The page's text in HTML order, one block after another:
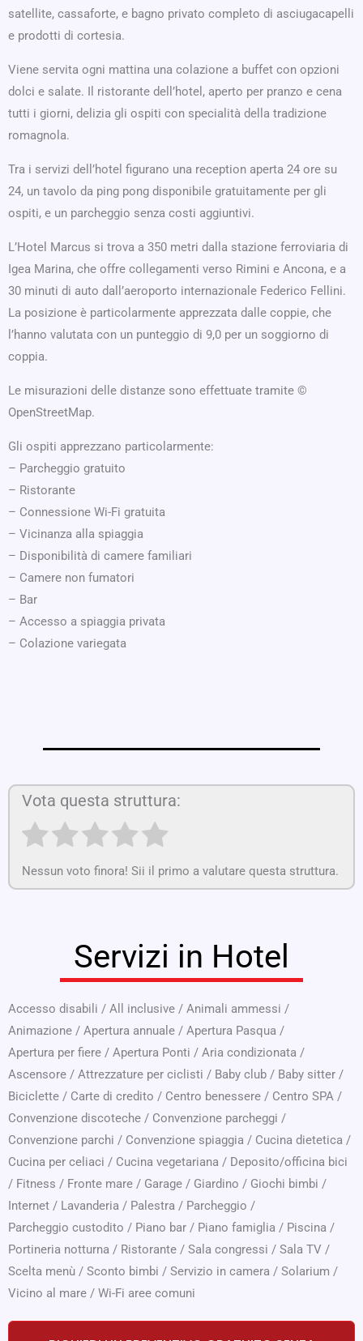
satellite, cassaforte, e bagno privato completo di asciugacapelli
e prodotti di cortesia.
Viene servita ogni mattina una colazione a buffet con opzioni
dolci e salate. Il ristorante dell’hotel, aperto per pranzo e cena
tutti i giorni, delizia gli ospiti con specialità della tradizione
romagnola.
Tra i servizi dell’hotel figurano una reception aperta 24 ore su
24, un tavolo da ping pong disponibile gratuitamente per gli
ospiti, e un parcheggio senza costi aggiuntivi.
L’Hotel Marcus si trova a 350 metri dalla stazione ferroviaria di
Igea Marina, che offre collegamenti verso Rimini e Ancona, e a
30 minuti di auto dall’aeroporto internazionale Federico Fellini.
La posizione è particolarmente apprezzata dalle coppie, che
l’hanno valutata con un punteggio di 9,0 per un soggiorno di
coppia.
Le misurazioni delle distanze sono effettuate tramite ©
OpenStreetMap.
Gli ospiti apprezzano particolarmente:
– Parcheggio gratuito
– Ristorante
– Connessione Wi-Fi gratuita
– Vicinanza alla spiaggia
– Disponibilità di camere familiari
– Camere non fumatori
– Bar
– Accesso a spiaggia privata
– Colazione variegata
Vota questa struttura:
Nessun voto finora! Sii il primo a valutare questa struttura.
Servizi in Hotel
Accesso disabili / All inclusive / Animali ammessi /
Animazione / Apertura annuale / Apertura Pasqua /
Apertura per fiere / Apertura Ponti / Aria condizionata /
Ascensore / Attrezzature per ciclisti / Baby club / Baby sitter /
Biciclette / Carte di credito / Centro benessere / Centro SPA /
Convenzione discoteche / Convenzione parcheggi /
Convenzione parchi / Convenzione spiaggia / Cucina dietetica /
Cucina per celiaci / Cucina vegetariana / Deposito/officina bici
/ Fitness / Fronte mare / Garage / Giardino / Giochi bimbi /
Internet / Lavanderia / Palestra / Parcheggio /
Parcheggio custodito / Piano bar / Piano famiglia / Piscina /
Portineria notturna / Ristorante / Sala congressi / Sala TV /
Scelta menù / Sconto bimbi / Servizio in camera / Solarium /
Vicino al mare / Wi-Fi aree comuni